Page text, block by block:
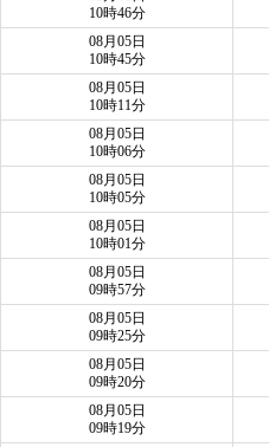
10時46分
08月05日
10時45分
08月05日
10時11分
08月05日
10時06分
08月05日
10時05分
08月05日
10時01分
08月05日
09時57分
08月05日
09時25分
08月05日
09時20分
08月05日
09時19分